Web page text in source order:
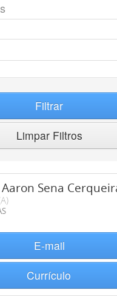
Filtrar
Limpar Filtros
Aaron Sena
E-mail
Currículo